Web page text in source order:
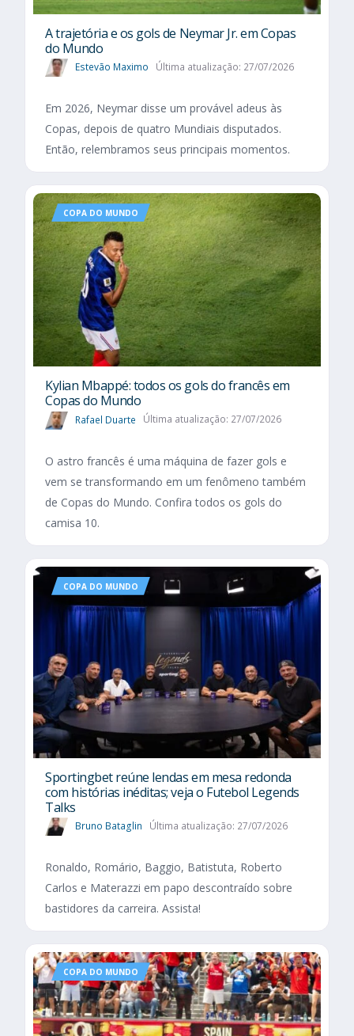
A trajetória e os gols de Neymar Jr. em Copas
do Mundo
Estevão Maximo Última atualização: 27/07/2026
Em 2026, Neymar disse um provável adeus às
Copas, depois de quatro Mundiais disputados.
Então, relembramos seus principais momentos.
COPA DO MUNDO
Kylian Mbappé: todos os gols do francês em
Copas do Mundo
Rafael Duarte Última atualização: 27/07/2026
O astro francês é uma máquina de fazer gols e
vem se transformando em um fenômeno também
de Copas do Mundo. Confira todos os gols do
camisa 10.
COPA DO MUNDO
Sportingbet reúne lendas em mesa redonda
com histórias inéditas; veja o Futebol Legends
Talks
Bruno Bataglin Última atualização: 27/07/2026
Ronaldo, Romário, Baggio, Batistuta, Roberto
Carlos e Materazzi em papo descontraído sobre
bastidores da carreira. Assista!
COPA DO MUNDO